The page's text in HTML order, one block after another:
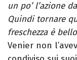
un po’ l’azione
Quindi tornare
freschezza è
Venier non